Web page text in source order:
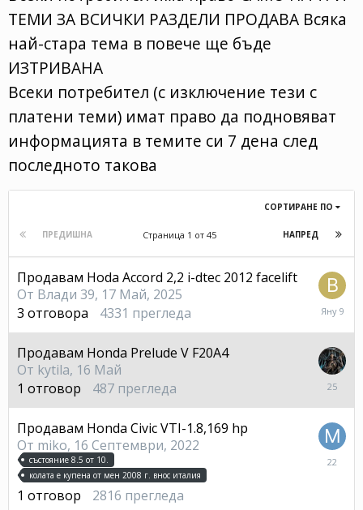
ТЕМИ ЗА ВСИЧКИ РАЗДЕЛИ ПРОДАВА Всяка
най-стара тема в повече ще бъде
ИЗТРИВАНА
Всеки потребител (с изключение тези с
платени теми) имат право да подновяват
информацията в темите си 7 дена след
последното такова
СОРТИРАНЕ ПО
ПРЕДИШНА НАПРЕД
Страница 1 от 45
Продавам Hoda Accord 2,2 i-dtec 2012 facelift
От Влади 39, 17 Май, 2025
3 отговора 4331 прегледа
9
Продавам Honda Prelude V F20A4
От kytila, 16 Май
1 отговор 487 прегледа
25
Продавам Honda Civic VTI-1.8,169 hp
От miko, 16 Септември, 2022
състояние 8.5 от 10.
колата е купена от мен 2008 г. внос италия
1 отговор 2816 прегледа
22